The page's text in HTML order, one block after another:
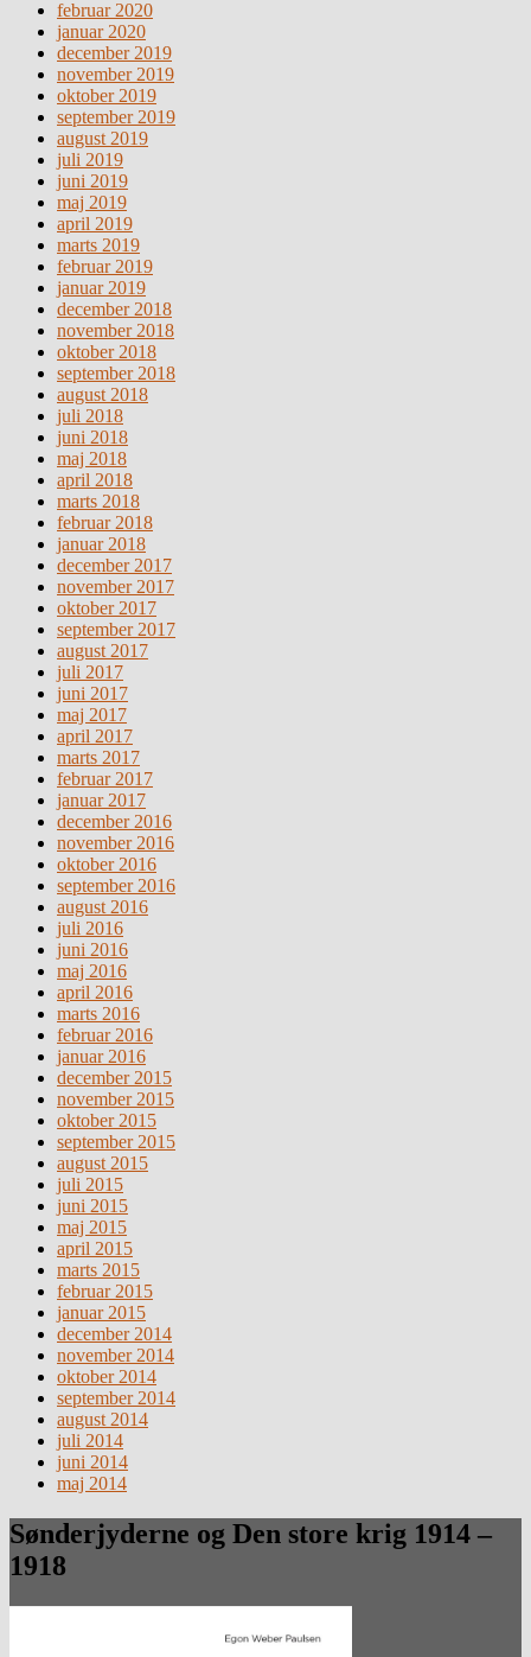
februar 2020
januar 2020
december 2019
november 2019
oktober 2019
september 2019
august 2019
juli 2019
juni 2019
maj 2019
april 2019
marts 2019
februar 2019
januar 2019
december 2018
november 2018
oktober 2018
september 2018
august 2018
juli 2018
juni 2018
maj 2018
april 2018
marts 2018
februar 2018
januar 2018
december 2017
november 2017
oktober 2017
september 2017
august 2017
juli 2017
juni 2017
maj 2017
april 2017
marts 2017
februar 2017
januar 2017
december 2016
november 2016
oktober 2016
september 2016
august 2016
juli 2016
juni 2016
maj 2016
april 2016
marts 2016
februar 2016
januar 2016
december 2015
november 2015
oktober 2015
september 2015
august 2015
juli 2015
juni 2015
maj 2015
april 2015
marts 2015
februar 2015
januar 2015
december 2014
november 2014
oktober 2014
september 2014
august 2014
juli 2014
juni 2014
maj 2014
Sønderjyderne og Den store krig 1914 –
1918